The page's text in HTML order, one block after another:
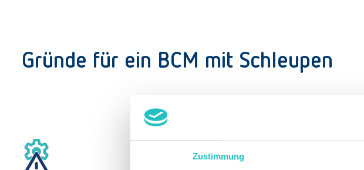
Zustimmung
Gründe für ein BCM mit Schleupen